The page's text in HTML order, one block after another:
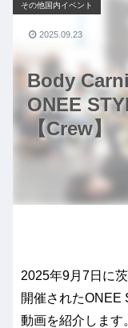
Body
ONEE
【Crew】
その他国内イベント
2025.09.23
2025年9月7日に
開催されたONEE
動画を紹介します